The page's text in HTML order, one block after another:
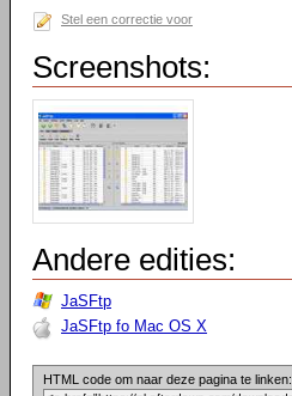
Stel een correctie voor
Screenshots:
Andere edities:
JaSFtp
JaSFtp fo Mac OS X
HTML code om naar deze pagina te linken: